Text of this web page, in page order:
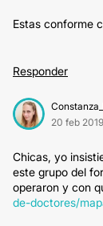
Estas conforme
Responder
20 feb 2019
Chicas, yo
este grupo del
operaron y con
de-doctores/